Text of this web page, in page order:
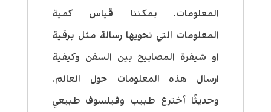
المعلومات. يمكننا قياس كمية
المعلومات التي تحويها رسالة مثل برقية
او شيفرة المصابيح بين السفن وكيفية
ارسال هذه المعلومات حول العالم.
وحديثًا أخترع طبيب وفيلسوف طبيعي